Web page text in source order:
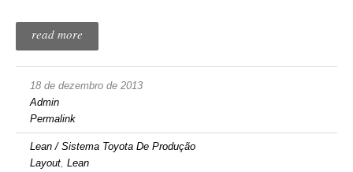
read more
18 de dezembro de 2013
Admin
Permalink
Lean / Sistema Toyota De Produção
Layout, Lean